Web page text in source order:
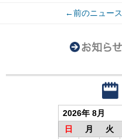
←前のニュース
2026年 8月
日
月 火